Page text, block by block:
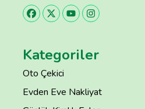
Kategoriler
Oto Çekici
Evden Eve Nakliyat